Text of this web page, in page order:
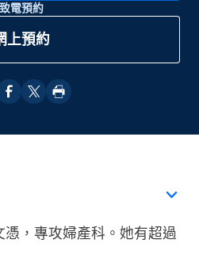
致電預約
上預約
，專攻婦產科。她有超過